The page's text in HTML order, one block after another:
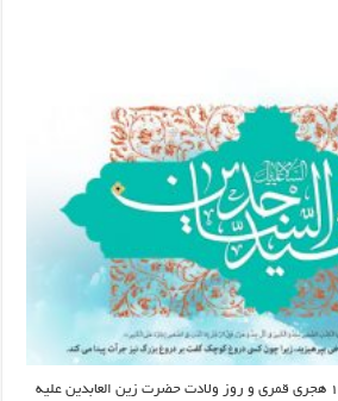
همزمان با ۵ شعبان سال ۱۴۴۱ هجری قمری و روز ولادت حضرت زین العابدین علیه